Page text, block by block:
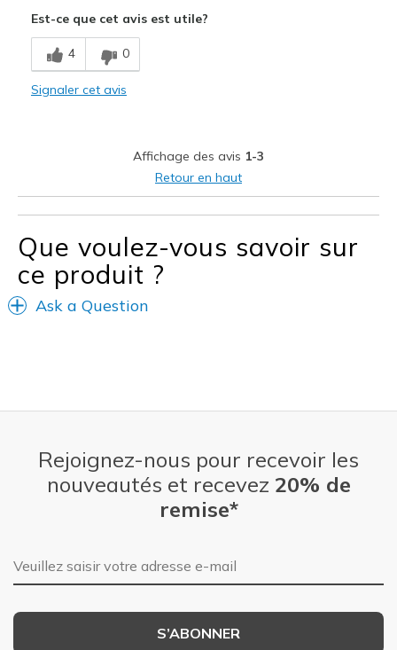
Les meilleures utilisations
Casual Wear
Est-ce que cet avis est utile?
4 0
Signaler cet avis
Affichage des avis 1-3
Retour en haut
Que voulez-vous savoir sur
ce produit ?
Ask a Question
Rejoignez-nous pour recevoir les
nouveautés et recevez 20% de
remise*
Adresse e-mail
S’ABONNER